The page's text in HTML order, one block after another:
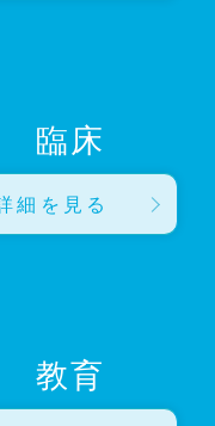
臨床
細を見る
教育